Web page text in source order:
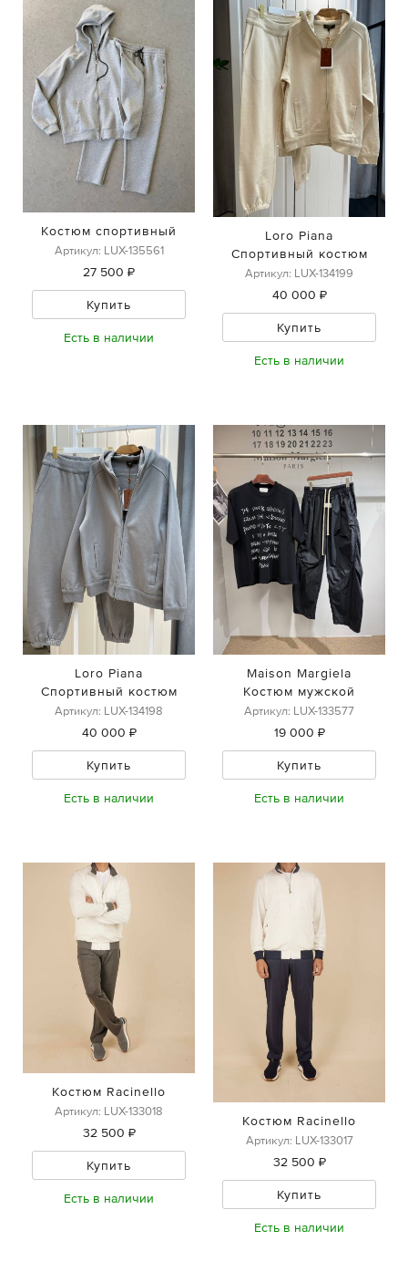
Костюм спортивный
Артикул: LUX-135561
27 500 ₽
Купить
Есть в наличии
Loro Piana
Спортивный костюм
Артикул: LUX-134199
40 000 ₽
Купить
Есть в наличии
Loro Piana
Спортивный костюм
Артикул: LUX-134198
40 000 ₽
Купить
Есть в наличии
Maison Margiela
Костюм мужской
Артикул: LUX-133577
19 000 ₽
Купить
Есть в наличии
Костюм Racinello
Артикул: LUX-133018
32 500 ₽
Купить
Есть в наличии
Костюм Racinello
Артикул: LUX-133017
32 500 ₽
Купить
Есть в наличии